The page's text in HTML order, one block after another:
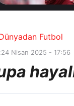
Futbol
24 Nisan 2025 - 17:56